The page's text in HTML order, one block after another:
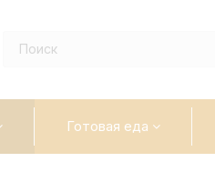
Готовая еда